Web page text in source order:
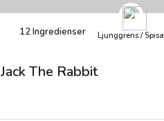
12Ingredienser
Jack The Rabbit
Ljunggrens / Spisa